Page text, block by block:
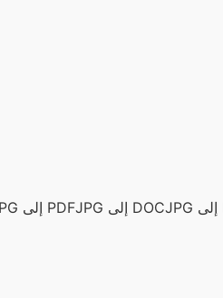
تحويل صورة JPG إلى PDF JPG إلى DOC